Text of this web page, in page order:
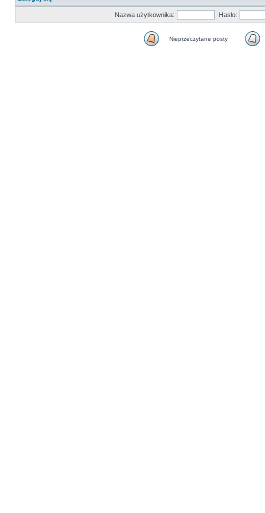
Nazwa użytkownika: Hasło:
Nieprzeczytane posty